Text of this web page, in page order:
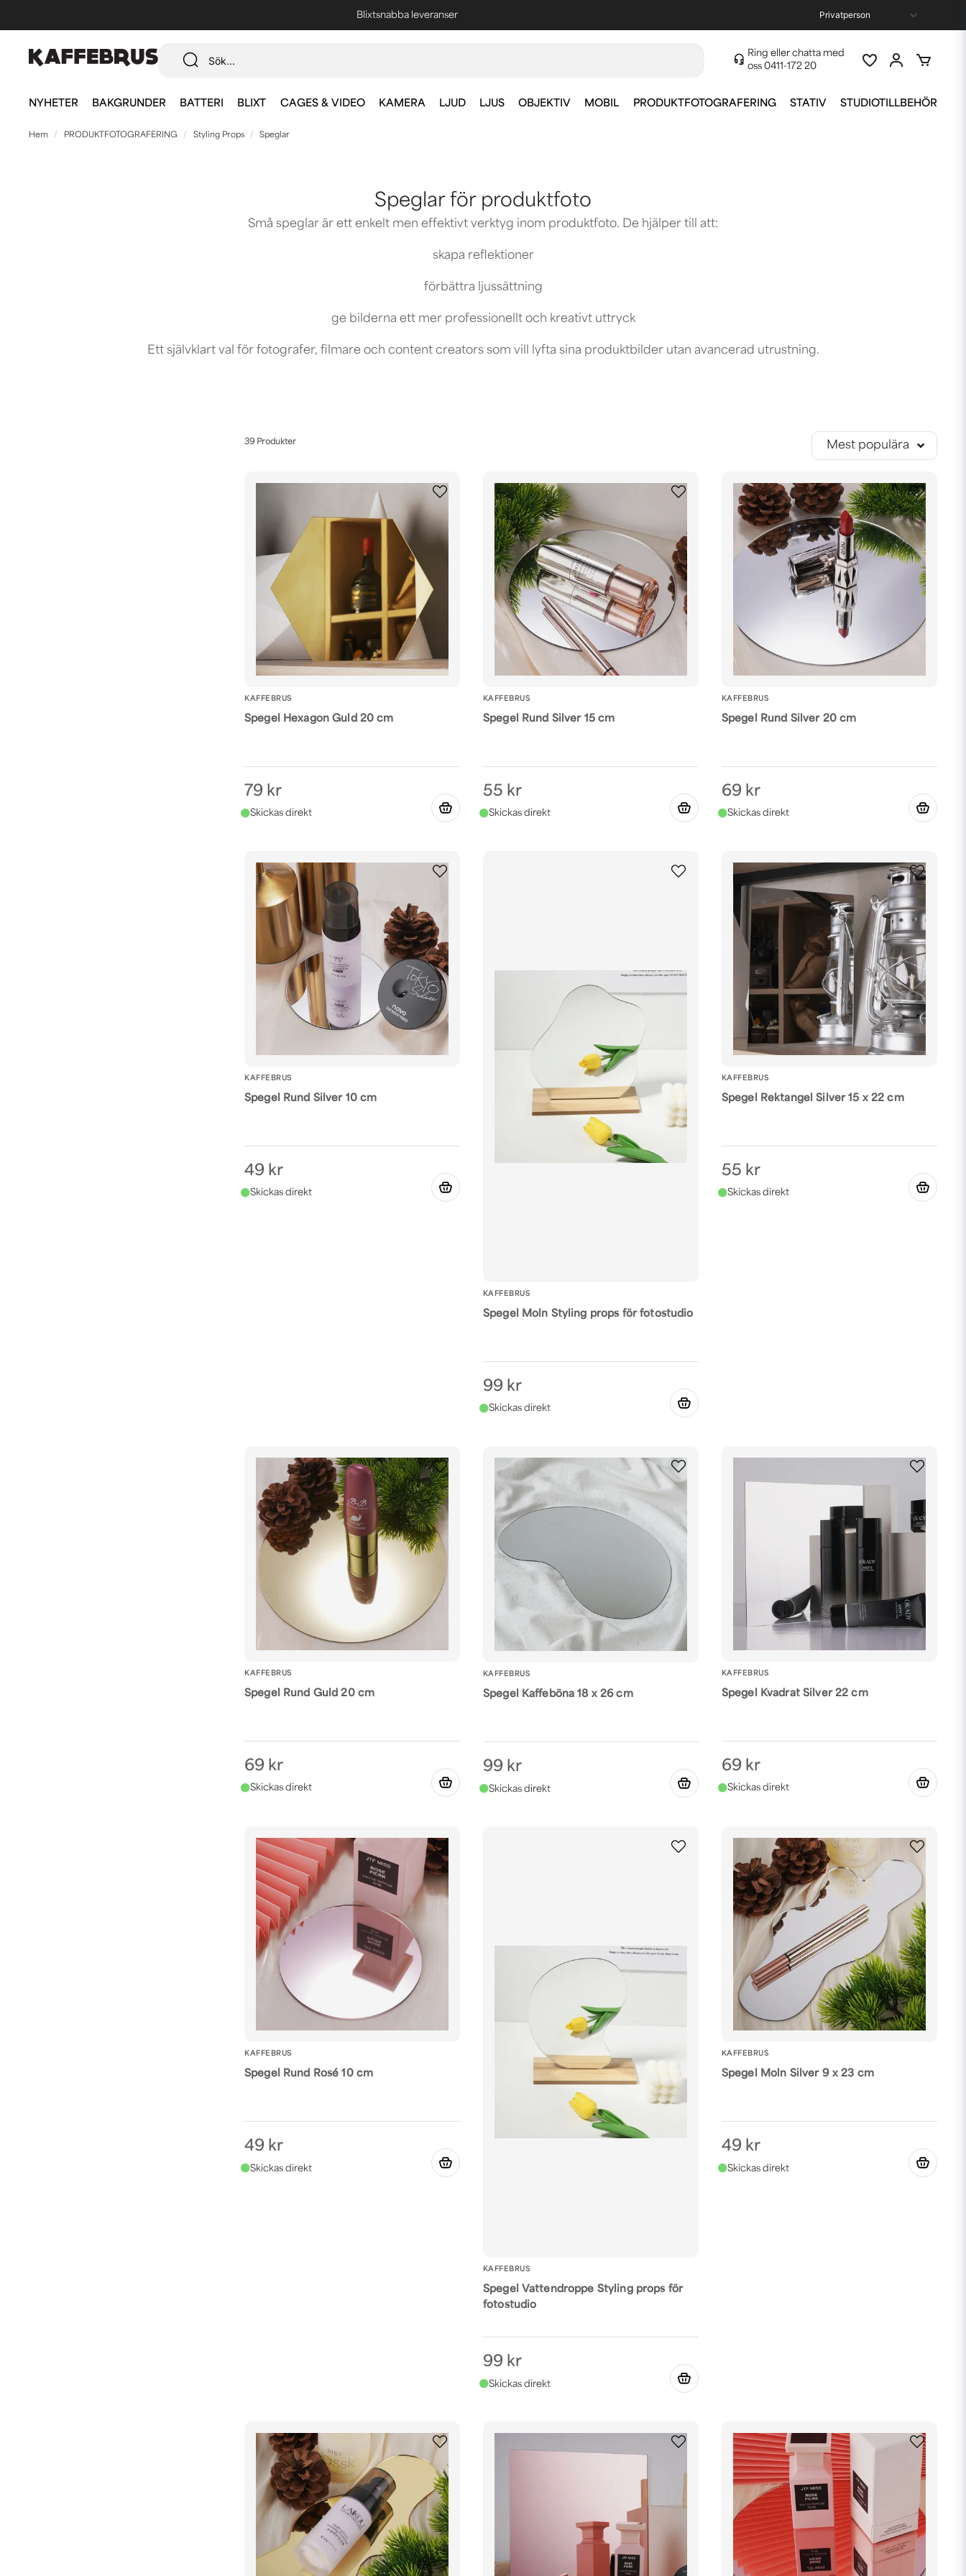
Fri frakt vid köp över 1000 kr *
Ring eller chatta med
oss 0411-172 20
NYHETER BAKGRUNDER BATTERI BLIXT CAGES & VIDEO KAMERA LJUD LJUS OBJEKTIV MOBIL PRODUKTFOTOGRAFERING STATIV STUDIOTILLBEHÖR
Hem PRODUKTFOTOGRAFERING Styling Props Speglar
Speglar för produktfoto
Små speglar är ett enkelt men effektivt verktyg inom produktfoto. De hjälper till att:
skapa reflektioner
förbättra ljussättning
ge bilderna ett mer professionellt och kreativt uttryck
Ett självklart val för fotografer, filmare och content creators som vill lyfta sina produktbilder utan avancerad utrustning.
39 Produkter Mest populära
KAFFEBRUS
Spegel Hexagon Guld 20 cm
79 kr
KAFFEBRUS
Spegel Rund Silver 15 cm
55 kr
KAFFEBRUS
Spegel Rund Silver 20 cm
69 kr
KAFFEBRUS
Spegel Rund Silver 10 cm
49 kr
KAFFEBRUS
Spegel Moln Styling props för fotostudio
99 kr
KAFFEBRUS
Spegel Rektangel Silver 15 x 22 cm
55 kr
KAFFEBRUS
Spegel Rund Guld 20 cm
69 kr
KAFFEBRUS
Spegel Kaffeböna 18 x 26 cm
99 kr
KAFFEBRUS
Spegel Kvadrat Silver 22 cm
69 kr
KAFFEBRUS
Spegel Rund Rosé 10 cm
49 kr
KAFFEBRUS
Spegel Vattendroppe Styling props för
fotostudio
99 kr
KAFFEBRUS
Spegel Moln Silver 9 x 23 cm
49 kr